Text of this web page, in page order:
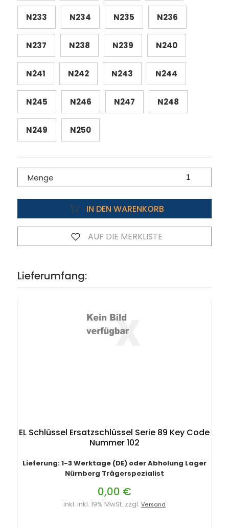
N233 N234 N235 N236
N237 N238 N239 N240
N241 N242 N243 N244
N245 N246 N247 N248
N249 N250
Menge
IN DEN WARENKORB
AUF DIE MERKLISTE
Lieferumfang:
EL Schlüssel Ersatzschlüssel Serie 89 Key Code
Nummer 102
Lieferung: 1-3 Werktage (DE) oder Abholung Lager
Nürnberg Trägerspezialist
0,00 €
inkl. inkl. 19% MwSt. zzgl. Versand